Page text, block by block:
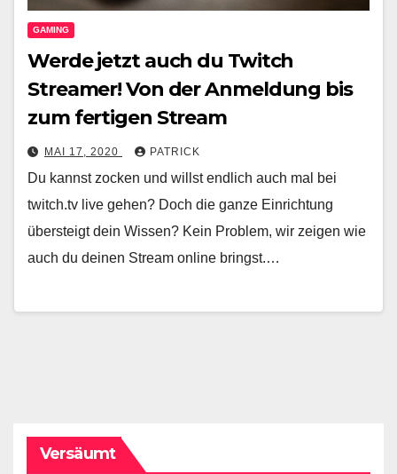
GAMING
Werde jetzt auch du Twitch
Streamer! Von der Anmeldung bis
zum fertigen Stream
MAI 17, 2020 PATRICK
Du kannst zocken und willst endlich auch mal bei
twitch.tv live gehen? Doch die ganze Einrichtung
übersteigt dein Wissen? Kein Problem, wir zeigen wie
auch du deinen Stream online bringst.…
Versäumt